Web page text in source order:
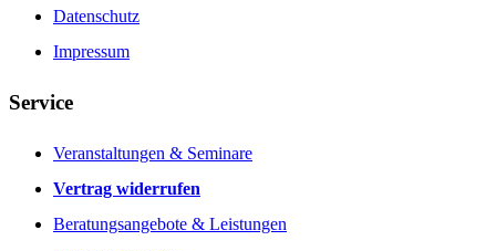
Datenschutz
Impressum
Service
Veranstaltungen & Seminare
Vertrag widerrufen
Beratungsangebote & Leistungen